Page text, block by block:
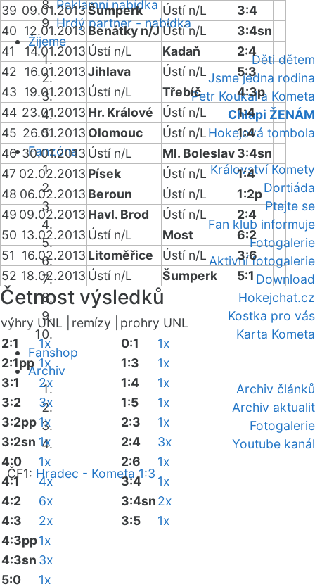
Reklamní nabídka
Hrdý partner - nabídka
Žijeme
Děti dětem
Jsme jedna rodina
Petr Koukal a Kometa
Chlapi ŽENÁM
Hokejová tombola
Fanzóna
Království Komety
Dortiáda
Ptejte se
Fan klub informuje
Fotogalerie
Aktivní fotogalerie
Download
Hokejchat.cz
Kostka pro vás
Karta Kometa
Fanshop
Archiv
Archiv článků
Archiv aktualit
Fotogalerie
Youtube kanál
ČF1: Hradec - Kometa 1:3
39 09.01.2013Šumperk Ústí n/L
3:4
40 12.01.2013 Benátky n/J Ústí n/L
3:4sn
41
14.01.2013 Ústí n/L Kadaň
2:4
42
16.01.2013Jihlava Ústí n/L
5:3
43 19.01.2013 Ústí n/L Třebíč
4:3p
44 23.01.2013 Hr. Králové Ústí n/L
1:4
45 26.01.2013 Olomouc Ústí n/L
1:4
46 30.01.2013 Ústí n/L Ml. Boleslav3:4sn
47 02.02.2013 Písek Ústí n/L
1:4
48 06.02.2013 Beroun Ústí n/L
1:2p
49 09.02.2013 Havl. Brod Ústí n/L
2:4
50 13.02.2013 Ústí n/L Most
6:2
51
16.02.2013 Litoměřice Ústí n/L
3:6
52 18.02.2013 Ústí n/L Šumperk 5:1
Četnost výsledků
výhry UNL | remízy |
prohry UNL
2:1
1x
2:1pp 1x
3:1
2x
3:2
3x
3:2pp1x
3:2sn 1x
4:0
1x
4:1
4x
4:2
6x
4:3
2x
4:3pp1x
4:3sn 3x
5:0
1x
0:1
1x
1:3
1x
1:4
1x
1:5
1x
2:3
1x
2:4
3x
2:6
1x
3:4
1x
3:4sn2x
3:5
1x